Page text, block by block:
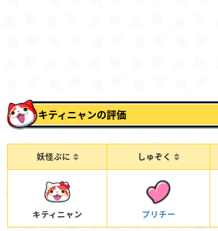
キティニャンの評価
妖怪ぷに しゅぞく
キティニャン プリチー